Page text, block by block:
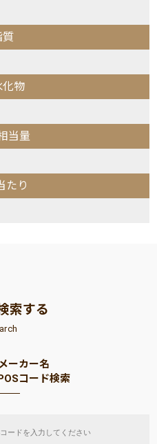
質
化物
当量
たり
索する
ーカー名
コード検索